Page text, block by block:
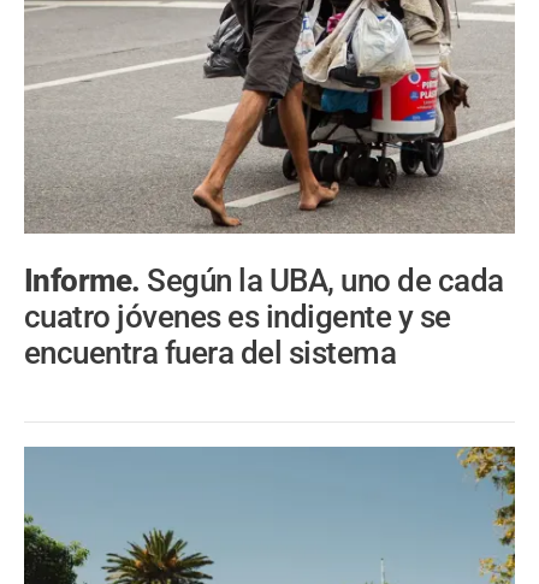
Informe. Según la UBA, uno de cada
cuatro jóvenes es indigente y se
encuentra fuera del sistema